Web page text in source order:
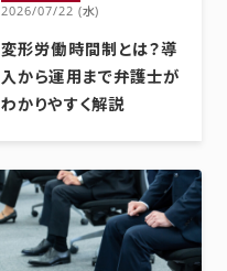
2026/07/22 (水)
変形労働時間制とは？導
入から運用まで弁護士が
わかりやすく解説